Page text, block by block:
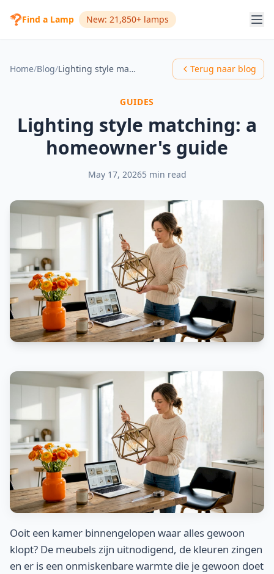
Find a Lamp New: 21,850+ lamps
Home/Blog/ Lighting style matching: a homeowner's guide Terug naar blog
GUIDES
Lighting style matching: a
homeowner's guide
May 17, 20265 min read
Ooit een kamer binnengelopen waar alles gewoon
klopt? De meubels zijn uitnodigend, de kleuren zingen
en er is een onmiskenbare warmte die je gewoon doet